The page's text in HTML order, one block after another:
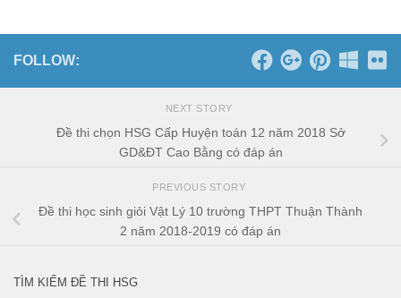
FOLLOW:
NEXT STORY
Đề thi chọn HSG Cấp Huyện toán 12 năm 2018 Sở
GD&ĐT Cao Bằng có đáp án
PREVIOUS STORY
Đề thi học sinh giỏi Vật Lý 10 trường THPT Thuận Thành
2 năm 2018-2019 có đáp án
TÌM KIẾM ĐỀ THI HSG